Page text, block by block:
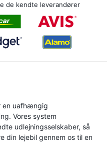
de kendte leverandører
en uafhængig
Vores system
udlejningsselskaber, så
din lejebil gennem os til en